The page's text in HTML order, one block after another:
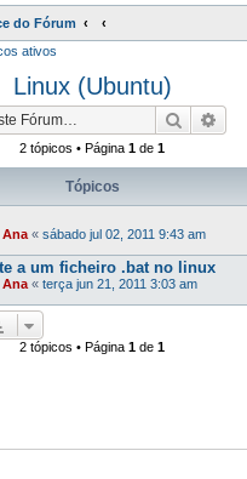
do Fórum
ativos
Linux (Ubuntu)
Pesquisar
2 tópicos • Página 1 de 1
Tópicos
Ana « sábado jul 02, 2011 9:43 am
a um ficheiro .bat no linux
Ana « terça jun 21, 2011 3:03 am
2 tópicos • Página 1 de 1